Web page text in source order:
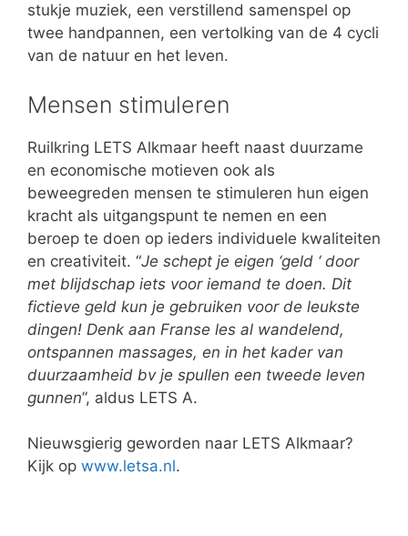
stukje muziek, een verstillend samenspel op
twee handpannen, een vertolking van de 4 cycli
van de natuur en het leven.
Mensen stimuleren
Ruilkring LETS Alkmaar heeft naast duurzame
en economische motieven ook als
beweegreden mensen te stimuleren hun eigen
kracht als uitgangspunt te nemen en een
beroep te doen op ieders individuele kwaliteiten
en creativiteit. “Je schept je eigen ‘geld ‘ door
met blijdschap iets voor iemand te doen. Dit
fictieve geld kun je gebruiken voor de leukste
dingen! Denk aan Franse les al wandelend,
ontspannen massages, en in het kader van
duurzaamheid bv je spullen een tweede leven
gunnen”, aldus LETS A.
Nieuwsgierig geworden naar LETS Alkmaar?
Kijk op www.letsa.nl.